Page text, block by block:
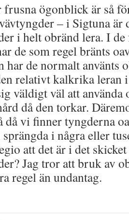
frusna ögonblick är så
– i Sigtuna
i helt obränd lera. I
de som regel bränts
har de normalt använts
relativt kalkrika leran
väldigt väl att använda
då den torkar.
då vi finner tyngderna
i några eller
att det är i det
Jag tror att bruk av
regel än undantag.